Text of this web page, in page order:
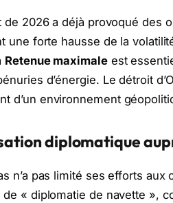
de 2026 a déjà provoqué des
une forte hausse de la
Retenue maximaleest
d’énergie. Le détroit
d’un environnement
diplomatique
n’a pas limité ses efforts
de « diplomatie de navette »,